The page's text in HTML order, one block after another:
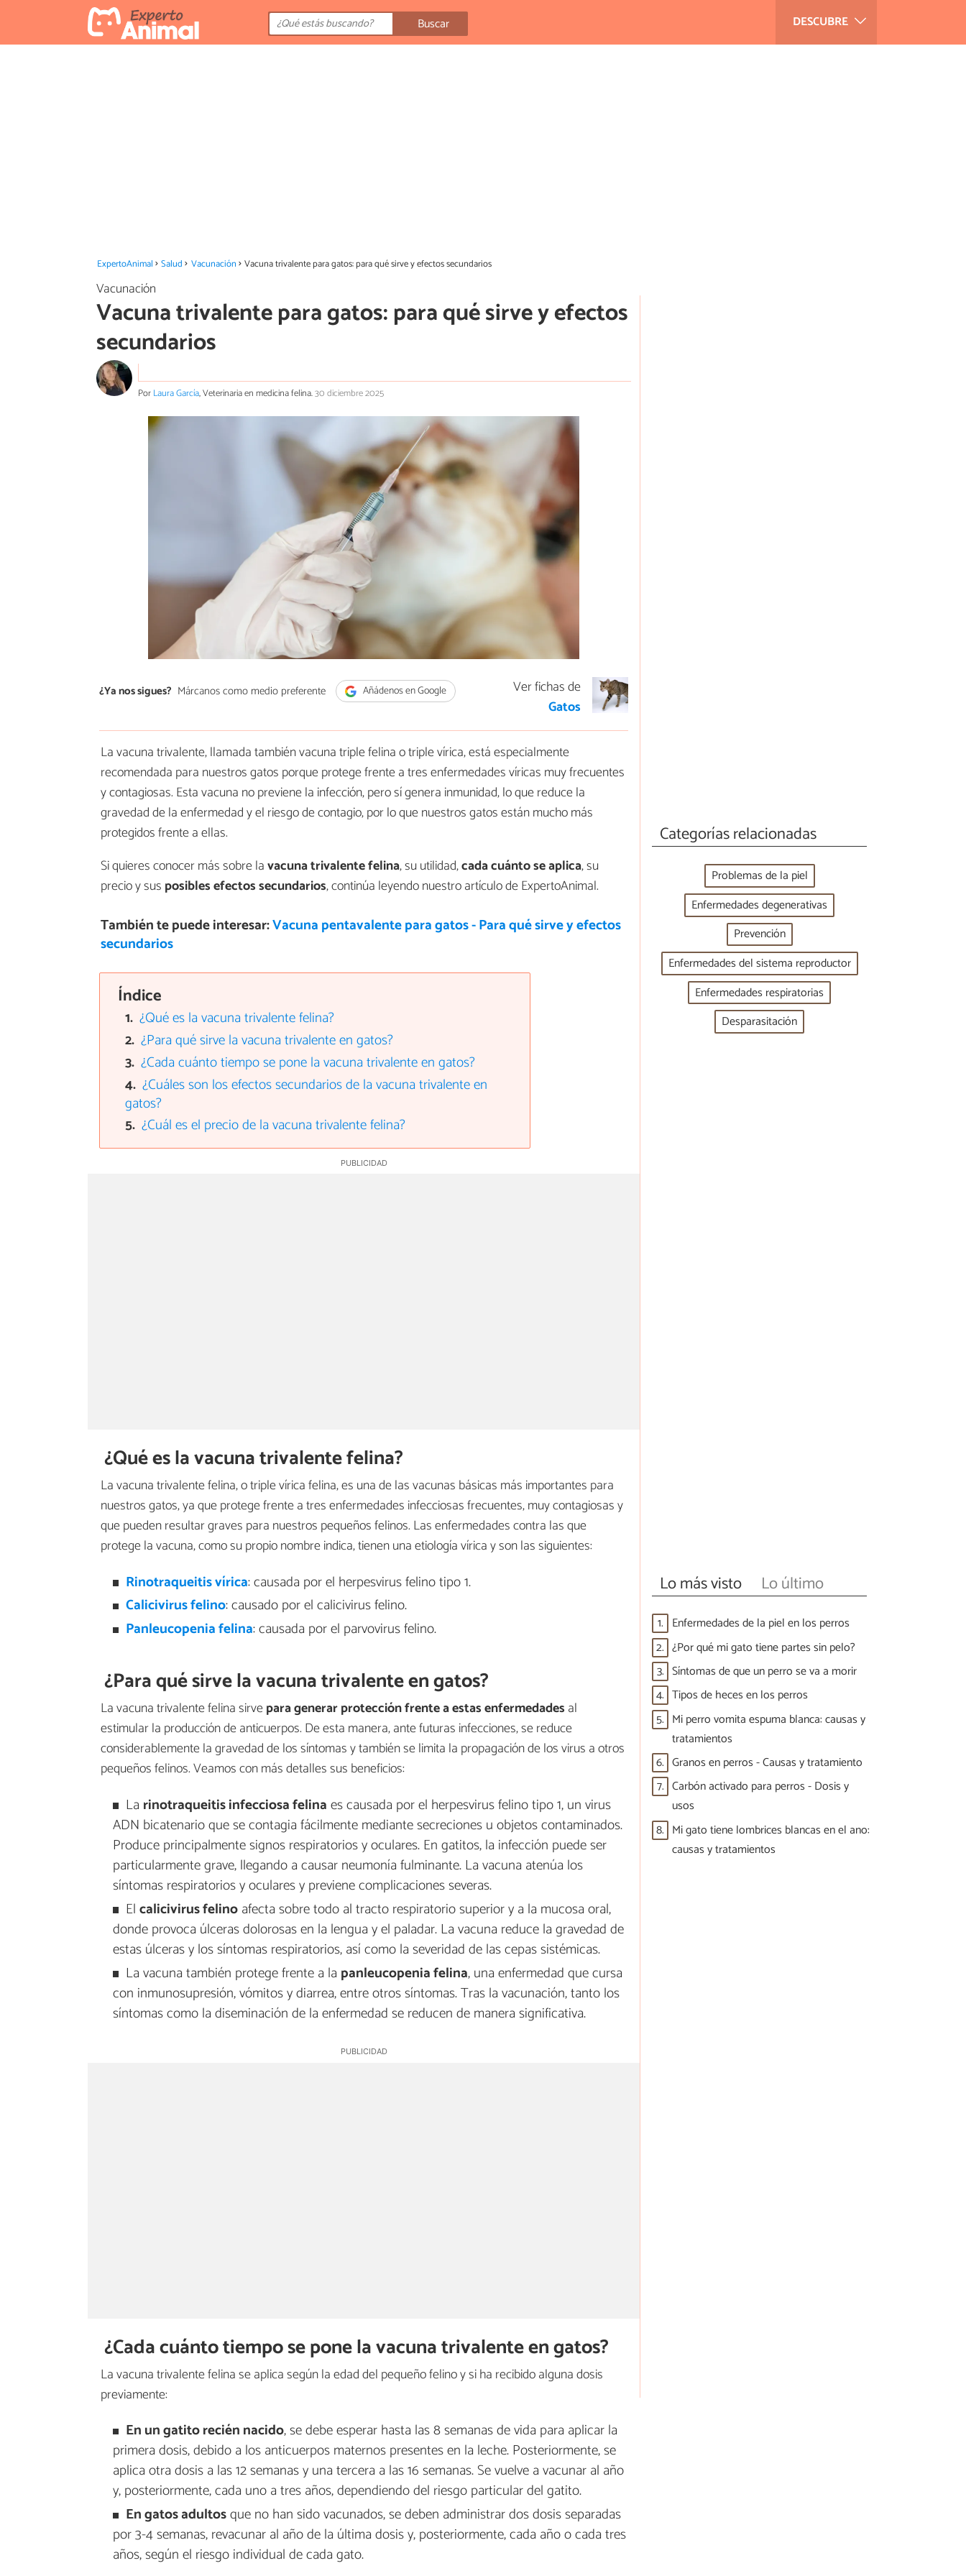
DESCUBRE
Buscar
ExpertoAnimal Salud Vacunación Vacuna trivalente para gatos: para qué sirve y efectos secundarios
Vacunación
Vacuna trivalente para gatos: para qué sirve y efectos
secundarios
PorLaura García, Veterinaria en medicina felina.30 diciembre 2025
¿Ya nos sigues? Márcanos como medio preferente Añádenos en Google
Ver fichas de
Gatos
La vacuna trivalente, llamada también vacuna triple felina o triple vírica, está especialmente
recomendada para nuestros gatos porque protege frente a tres enfermedades víricas muy frecuentes
y contagiosas. Esta vacuna no previene la infección, pero sí genera inmunidad, lo que reduce la
gravedad de la enfermedad y el riesgo de contagio, por lo que nuestros gatos están mucho más
protegidos frente a ellas.
Si quieres conocer más sobre lavacuna trivalente felina, su utilidad,cada cuánto se aplica, su
precio y sus posibles efectos secundarios, continúa leyendo nuestro artículo de ExpertoAnimal.
También te puede interesar:Vacuna pentavalente para gatos - Para qué sirve y efectos
secundarios
Índice
¿Qué es la vacuna trivalente felina?
¿Para qué sirve la vacuna trivalente en gatos?
¿Cada cuánto tiempo se pone la vacuna trivalente en gatos?
¿Cuáles son los efectos secundarios de la vacuna trivalente en
gatos?
¿Cuál es el precio de la vacuna trivalente felina?
¿Qué es la vacuna trivalente felina?
La vacuna trivalente felina, o triple vírica felina, es una de las vacunas básicas más importantes para
nuestros gatos, ya que protege frente a tres enfermedades infecciosas frecuentes, muy contagiosas y
que pueden resultar graves para nuestros pequeños felinos. Las enfermedades contra las que
protege la vacuna, como su propio nombre indica, tienen una etiología vírica y son las siguientes:
Rinotraqueitis vírica: causada por el herpesvirus felino tipo 1.
Calicivirus felino: causado por el calicivirus felino.
Panleucopenia felina: causada por el parvovirus felino.
¿Para qué sirve la vacuna trivalente en gatos?
La vacuna trivalente felina sirvepara generar protección frente a estas enfermedades al
estimular la producción de anticuerpos. De esta manera, ante futuras infecciones, se reduce
considerablemente la gravedad de los síntomas y también se limita la propagación de los virus a otros
pequeños felinos. Veamos con más detalles sus beneficios:
La rinotraqueitis infecciosa felinaes causada por el herpesvirus felino tipo 1, un virus
ADN bicatenario que se contagia fácilmente mediante secreciones u objetos contaminados.
Produce principalmente signos respiratorios y oculares. En gatitos, la infección puede ser
particularmente grave, llegando a causar neumonía fulminante. La vacuna atenúa los
síntomas respiratorios y oculares y previene complicaciones severas.
Elcalicivirus felinoafecta sobre todo al tracto respiratorio superior y a la mucosa oral,
donde provoca úlceras dolorosas en la lengua y el paladar. La vacuna reduce la gravedad de
estas úlceras y los síntomas respiratorios, así como la severidad de las cepas sistémicas.
La vacuna también protege frente a la panleucopenia felina, una enfermedad que cursa
con inmunosupresión, vómitos y diarrea, entre otros síntomas. Tras la vacunación, tanto los
síntomas como la diseminación de la enfermedad se reducen de manera significativa.
¿Cada cuánto tiempo se pone la vacuna trivalente en gatos?
La vacuna trivalente felina se aplica según la edad del pequeño felino y si ha recibido alguna dosis
previamente:
En un gatito recién nacido, se debe esperar hasta las 8 semanas de vida para aplicar la
primera dosis, debido a los anticuerpos maternos presentes en la leche. Posteriormente, se
aplica otra dosis a las 12 semanas y una tercera a las 16 semanas. Se vuelve a vacunar al año
y, posteriormente, cada uno a tres años, dependiendo del riesgo particular del gatito.
En gatos adultosque no han sido vacunados, se deben administrar dos dosis separadas
por 3-4 semanas, revacunar al año de la última dosis y, posteriormente, cada año o cada tres
años, según el riesgo individual de cada gato.
Categorías relacionadas
Problemas de la piel
Enfermedades degenerativas
Prevención
Enfermedades del sistema reproductor
Enfermedades respiratorias
Desparasitación
Lo más visto Lo último
1. Enfermedades de la piel en los perros
2. ¿Por qué mi gato tiene partes sin pelo?
3. Síntomas de que un perro se va a morir
4. Tipos de heces en los perros
5. Mi perro vomita espuma blanca: causas y
tratamientos
6. Granos en perros - Causas y tratamiento
7. Carbón activado para perros - Dosis y
usos
8. Mi gato tiene lombrices blancas en el ano:
causas y tratamientos